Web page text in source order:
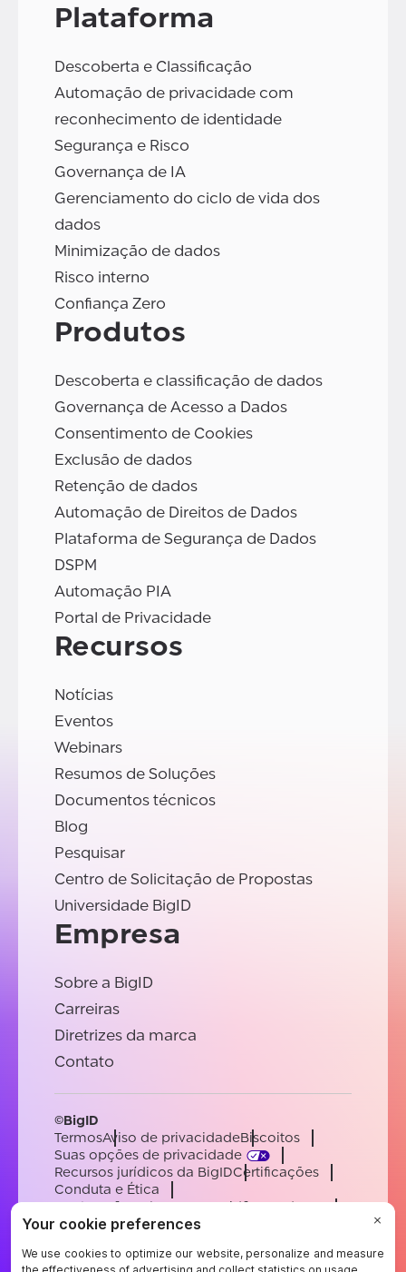
Plataforma
Descoberta e Classificação
Automação de privacidade com
reconhecimento de identidade
Segurança e Risco
Governança de IA
Gerenciamento do ciclo de vida dos
dados
Minimização de dados
Risco interno
Confiança Zero
Produtos
Descoberta e classificação de dados
Governança de Acesso a Dados
Consentimento de Cookies
Exclusão de dados
Retenção de dados
Automação de Direitos de Dados
Plataforma de Segurança de Dados
DSPM
Automação PIA
Portal de Privacidade
Recursos
Notícias
Eventos
Webinars
Resumos de Soluções
Documentos técnicos
Blog
Pesquisar
Centro de Solicitação de Propostas
Universidade BigID
Empresa
Sobre a BigID
Carreiras
Diretrizes da marca
Contato
©BigID
TermosAviso de privacidadeBiscoitos
Suas opções de privacidade
Recursos jurídicos da BigIDCertificações
Conduta e Ética
Declaração sobre a escravidão moderna
SubprocessadoresApoiar
EnglishGermanFrenchSpanishPortuguese